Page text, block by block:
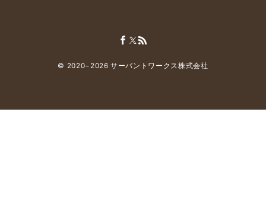
© 2020−2026サーバントワークス株式会社